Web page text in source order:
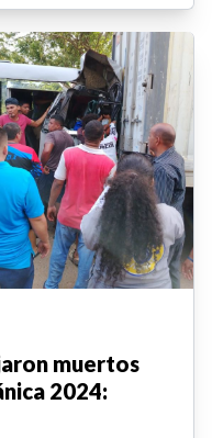
muertos
2024: